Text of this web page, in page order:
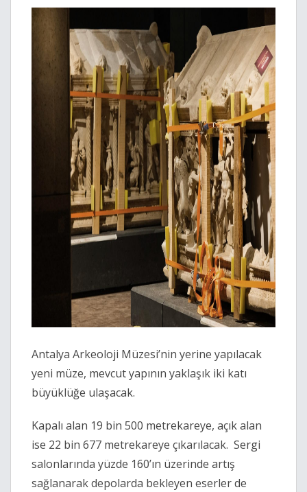
Antalya Arkeoloji Müzesi’nin yerine yapılacak
yeni müze, mevcut yapının yaklaşık iki katı
büyüklüğe ulaşacak.
Kapalı alan 19 bin 500 metrekareye, açık alan
ise 22 bin 677 metrekareye çıkarılacak. Sergi
salonlarında yüzde 160’ın üzerinde artış
sağlanarak depolarda bekleyen eserler de